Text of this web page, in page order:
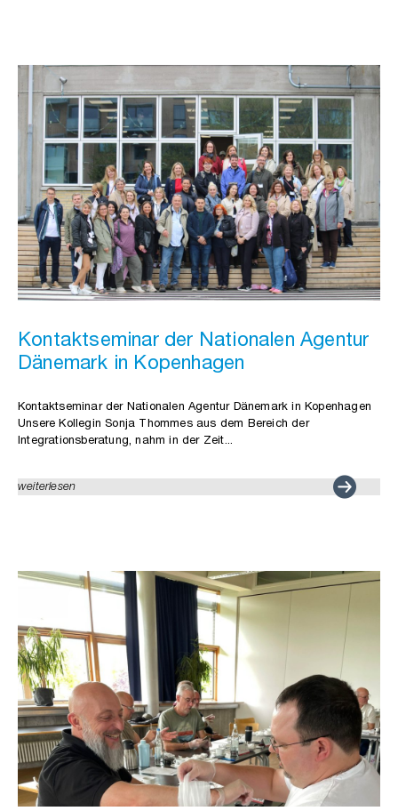
Kontaktseminar der Nationalen Agentur
Dänemark in Kopenhagen
Kontaktseminar der Nationalen Agentur Dänemark in Kopenhagen
Unsere Kollegin Sonja Thommes aus dem Bereich der
Integrationsberatung, nahm in der Zeit...
weiterlesen